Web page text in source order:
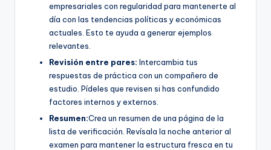
empresariales con regularidad para mantenerte al
día con las tendencias políticas y económicas
actuales. Esto te ayuda a generar ejemplos
relevantes.
Revisión entre pares: Intercambia tus
respuestas de práctica con un compañero de
estudio. Pídeles que revisen si has confundido
factores internos y externos.
Resumen:Crea un resumen de una página de la
lista de verificación. Revísala la noche anterior al
examen para mantener la estructura fresca en tu